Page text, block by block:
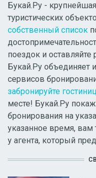
Букай.Ру -
туристических
собственный список
поездок и
Букай.Ру
сервисов
забронируйте
месте! Букай.Ру
бронирования на
указанное время, вам
у агента, который